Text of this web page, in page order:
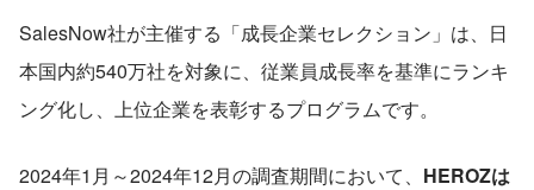
SalesNow社が主催する「成長企業セレクション」は、日
本国内約540万社を対象に、従業員成長率を基準にランキ
ング化し、上位企業を表彰するプログラムです。
2024年1月～2024年12月の調査期間において、 HEROZは